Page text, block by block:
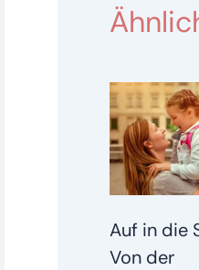
Auf in die
Von der